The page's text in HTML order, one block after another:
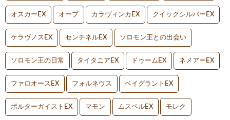
オスカーEX オーブ カラヴィンカEX クイックシルバーEX
ケラヴノスEX センチネルEX ソロモン王との出会い
ソロモン王の日常 タイタニアEX ドゥームEX ネメアーEX
ファロオースEX フォルネウス ベイグラントEX
ポルターガイストEX マモン ムスペルEX モレク